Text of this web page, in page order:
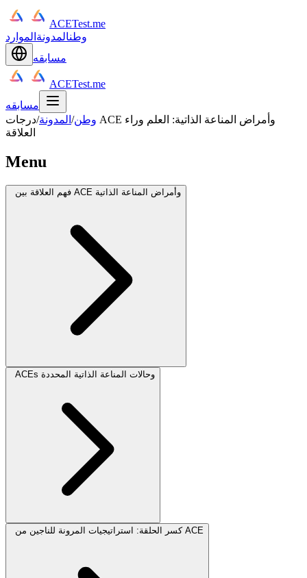
ACETest.me
وطنالمدونة الموارد
مسابقه
ACETest.me
مسابقه
وطن/ المدونة/درجات ACE وأمراض المناعة الذاتية: العلم وراء
العلاقة
Menu
فهم العلاقة بين ACE وأمراض المناعة الذاتية
ACEs وحالات المناعة الذاتية المحددة
كسر الحلقة: استراتيجيات المرونة للناجين من ACE